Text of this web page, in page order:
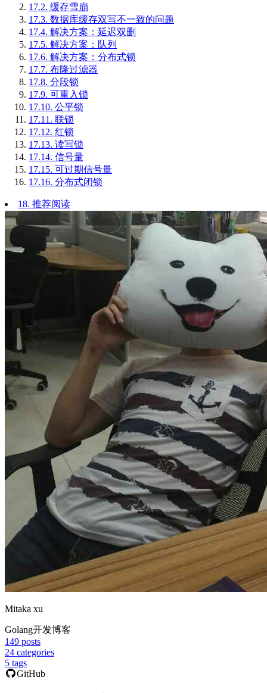
17.2. 缓存雪崩
17.3. 数据库缓存双写不一致的问题
17.4. 解决方案：延迟双删
17.5. 解决方案：队列
17.6. 解决方案：分布式锁
17.7. 布隆过滤器
17.8. 分段锁
17.9. 可重入锁
17.10. 公平锁
17.11. 联锁
17.12. 红锁
17.13. 读写锁
17.14. 信号量
17.15. 可过期信号量
17.16. 分布式闭锁
18. 推荐阅读
Mitaka xu
Golang开发博客
149 posts
24 categories
5 tags
GitHub